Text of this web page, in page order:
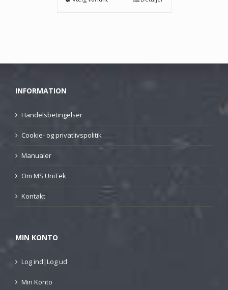
INFORMATION
Handelsbetingelser
Cookie- og privatlivspolitik
Manualer
Om MS UniTek
Kontakt
MIN KONTO
Log ind|Log ud
Min Konto